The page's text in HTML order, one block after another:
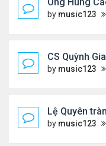
by music123
CS Quỳnh
by music123
Lệ Quyên
by music123